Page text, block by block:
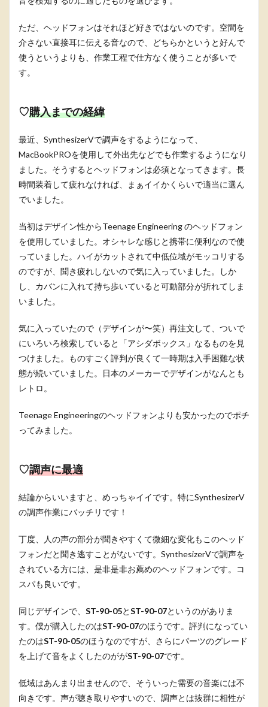
ただ、ヘッドフォンはそれほど好きではないのです。空間を
介さない直接耳に伝える音なので、どちらかというと好んで
使うというよりも、作業工程で仕方なく使うことが多いで
す。
♡購入までの経緯
最近、SynthesizerVで調声をするようになって、
MacBookPROを使用して外出先などでも作業するようになり
ました。そうするとヘッドフォンは必須となってきます。長
時間装着して疲れなければ、まぁイイかくらいで適当に選ん
でいました。
当初はデザイン性からTeenage Engineering のヘッドフォン
を使用していました。オシャレな感じと携帯に便利なので使
っていました。ハイがカットされて中低位域がモッコリする
のですが、聞き疲れしないので気に入っていました。しか
し、カバンに入れて持ち歩いていると可動部分が折れてしま
いました。
気に入っていたので（デザインが〜笑）再注文して、ついで
にいろいろ検索していると「アシダボックス」なるものを見
つけました。ものすごく評判が良くて一時期は入手困難な状
態が続いていました。日本のメーカーでデザインがなんとも
レトロ。
Teenage Engineeringのヘッドフォンよりも安かったのでポチ
ってみました。
♡調声に最適
結論からいいますと、めっちゃイイです。特にSynthesizerV
の調声作業にバッチリです！
丁度、人の声の部分が聞きやすくて微細な変化もこのヘッド
フォンだと聞き逃すことがないです。SynthesizerVで調声を
されている方には、是非是非お薦めのヘッドフォンです。コ
スパも良いです。
同じデザインで、 ST-90-05とST-90-07というのがありま
す。僕が購入したのはST-90-07のほうです。評判になってい
たのはST-90-05のほうなのですが、さらにパーツのグレード
を上げて音をよくしたのががST-90-07です。
低域はあんまり出ませんので、そういった需要の音楽には不
向きです。声が聴き取りやすいので、調声とは抜群に相性が